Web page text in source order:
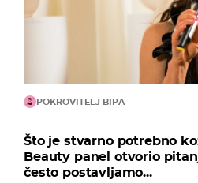
POKROVITELJ BIPA
Što je stvarno potrebno
Beauty panel otvorio
često postavljamo...